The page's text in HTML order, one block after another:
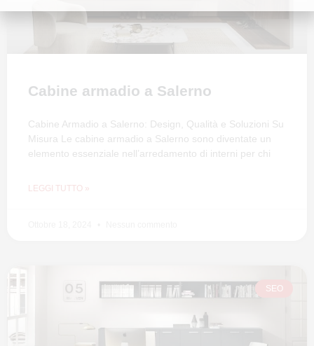
Cabine armadio a Salerno
Cabine Armadio a Salerno: Design, Qualità e Soluzioni Su
Misura Le cabine armadio a Salerno sono diventate un
elemento essenziale nell’arredamento di interni per chi
LEGGI TUTTO »
SEO